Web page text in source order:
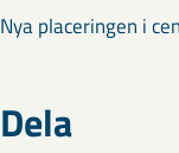
Nya placeringen i
Dela